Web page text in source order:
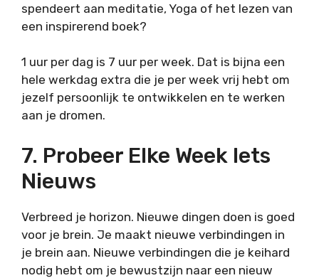
spendeert aan meditatie, Yoga of het lezen van
een inspirerend boek?
1 uur per dag is 7 uur per week. Dat is bijna een
hele werkdag extra die je per week vrij hebt om
jezelf persoonlijk te ontwikkelen en te werken
aan je dromen.
7. Probeer Elke Week Iets
Nieuws
Verbreed je horizon. Nieuwe dingen doen is goed
voor je brein. Je maakt nieuwe verbindingen in
je brein aan. Nieuwe verbindingen die je keihard
nodig hebt om je bewustzijn naar een nieuw